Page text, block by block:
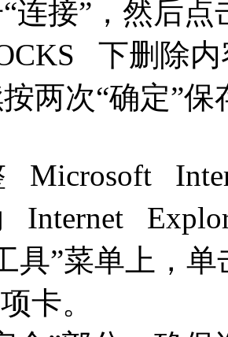
连接”，然后
下删除
两次“确定”
Microsoft
Internet
具”菜单上，单
卡。